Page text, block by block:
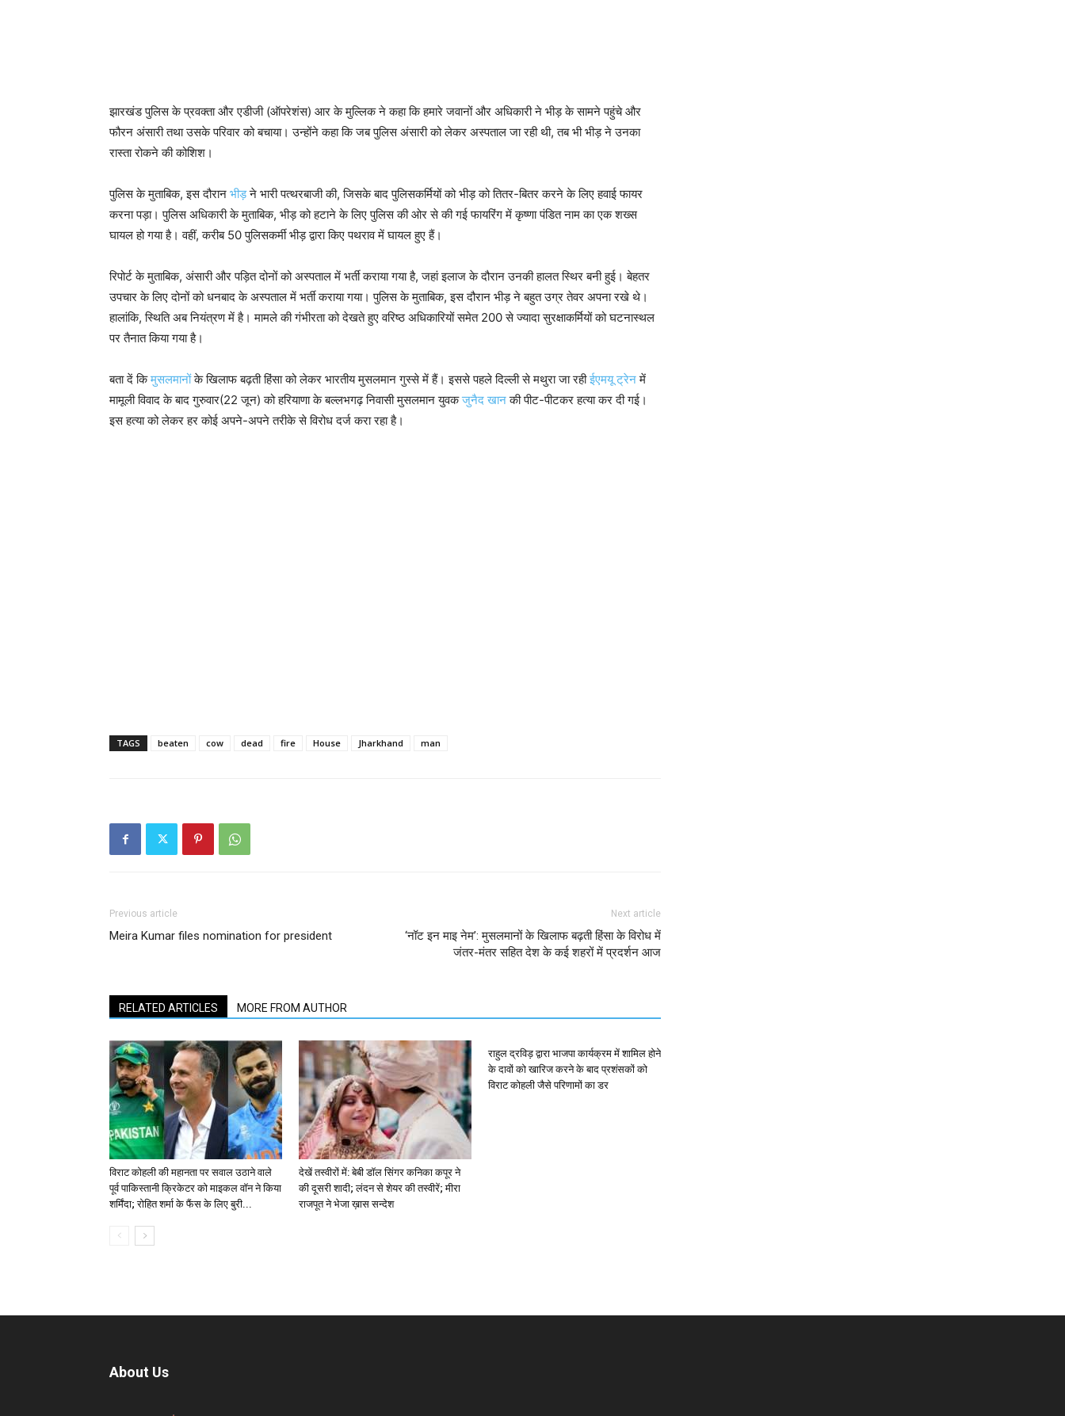
झारखंड पुलिस के प्रवक्ता और एडीजी (ऑपरेशंस) आर के मुल्लिक ने कहा कि हमारे जवानों और अधिकारी ने भीड़ के सामने पहुंचे और
फौरन अंसारी तथा उसके परिवार को बचाया। उन्होंने कहा कि जब पुलिस अंसारी को लेकर अस्पताल जा रही थी, तब भी भीड़ ने उनका
रास्ता रोकने की कोशिश।
पुलिस के मुताबिक, इस दौरान भीड़ने भारी पत्थरबाजी की, जिसके बाद पुलिसकर्मियों को भीड़ को तितर-बितर करने के लिए हवाई फायर
करना पड़ा। पुलिस अधिकारी के मुताबिक, भीड़ को हटाने के लिए पुलिस की ओर से की गई फायरिंग में कृष्णा पंडित नाम का एक शख्स
घायल हो गया है। वहीं, करीब 50 पुलिसकर्मी भीड़ द्वारा किए पथराव में घायल हुए हैं।
रिपोर्ट के मुताबिक, अंसारी और पड़ित दोनों को अस्पताल में भर्ती कराया गया है, जहां इलाज के दौरान उनकी हालत स्थिर बनी हुई। बेहतर
उपचार के लिए दोनों को धनबाद के अस्पताल में भर्ती कराया गया। पुलिस के मुताबिक, इस दौरान भीड़ ने बहुत उग्र तेवर अपना रखे थे।
हालांकि, स्थिति अब नियंत्रण में है। मामले की गंभीरता को देखते हुए वरिष्ठ अधिकारियों समेत 200 से ज्यादा सुरक्षाकर्मियों को घटनास्थल
पर तैनात किया गया है।
बता दें किमुसलमानोंके खिलाफ बढ़ती हिंसा को लेकर भारतीय मुसलमान गुस्से में हैं। इससे पहले दिल्ली से मथुरा जा रहीईएमयू ट्रेनमें
मामूली विवाद के बाद गुरुवार(22 जून) को हरियाणा के बल्लभगढ़ निवासी मुसलमान युवकजुनैद खानकी पीट-पीटकर हत्या कर दी गई।
इस हत्या को लेकर हर कोई अपने-अपने तरीके से विरोध दर्ज करा रहा है।
TAGS beaten cow dead fire House Jharkhand man
Previous article
Meira Kumar files nomination for president
Next article
‘नॉट इन माइ नेम’: मुसलमानों के खिलाफ बढ़ती हिंसा के विरोध में
जंतर-मंतर सहित देश के कई शहरों में प्रदर्शन आज
RELATED ARTICLES MORE FROM AUTHOR
विराट कोहली की महानता पर सवाल उठाने वाले
पूर्व पाकिस्तानी क्रिकेटर को माइकल वॉन ने किया
शर्मिंदा; रोहित शर्मा के फैंस के लिए बुरी...
देखें तस्वीरों में: बेबी डॉल सिंगर कनिका कपूर ने
की दूसरी शादी; लंदन से शेयर की तस्वीरें; मीरा
राजपूत ने भेजा ख़ास सन्देश
राहुल द्रविड़ द्वारा भाजपा कार्यक्रम में शामिल होने
के दावों को खारिज करने के बाद प्रशंसकों को
विराट कोहली जैसे परिणामों का डर
About Us